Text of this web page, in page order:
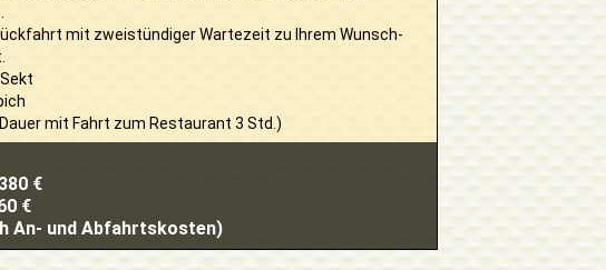
€
€
An- und Abfahrtskosten)
mit zweistündiger Wartezeit zu Ihrem Wunsch-
mit Fahrt zum Restaurant 3 Std.)